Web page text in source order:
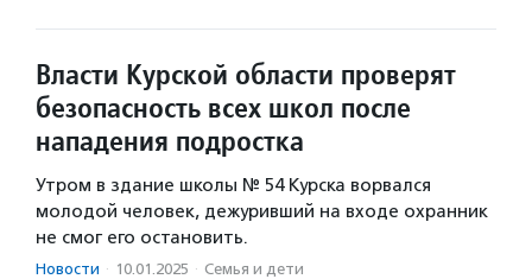
Власти Курской области проверят
безопасность всех школ после
нападения подростка
Утром в здание школы № 54 Курска ворвался
молодой человек, дежуривший на входе охранник
не смог его остановить.
Новости · 10.01.2025 · Семья и дети